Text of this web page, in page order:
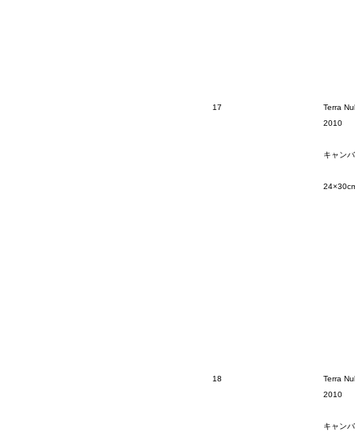
17
Terra
2010
キャン
18
Terra
2010
キャン